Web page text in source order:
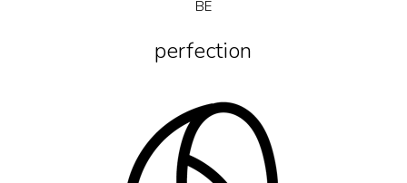
BE
perfection